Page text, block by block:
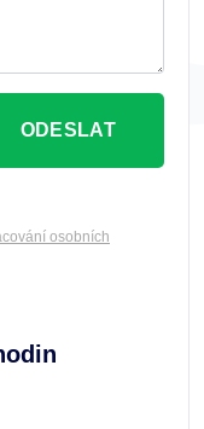
ODESLAT
osobních